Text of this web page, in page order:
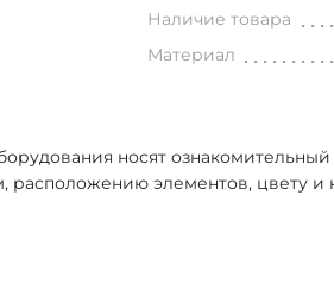
Наличие товара
Материал
носят
расположению элементов, цвету